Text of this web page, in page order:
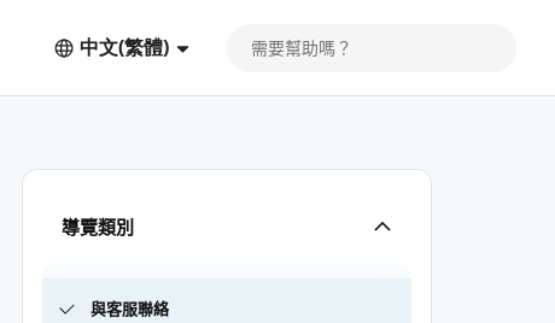
中文(繁體)
導覽類別
與客服聯絡